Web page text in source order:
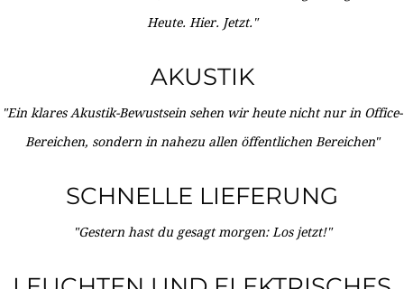
Heute. Hier. Jetzt."
AKUSTIK
"Ein klares Akustik-Bewustsein sehen wir heute nicht nur in Office-
Bereichen, sondern in nahezu allen öffentlichen Bereichen"
SCHNELLE LIEFERUNG
"Gestern hast du gesagt morgen: Los jetzt!"